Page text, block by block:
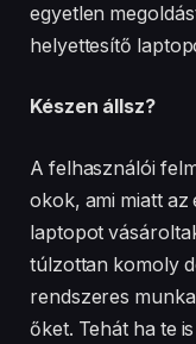
egyetlen
helyettesítő
Készen állsz?
A felhasználói
okok, ami miatt az
laptopot
túlzottan komoly
rendszeres
őket. Tehát ha te